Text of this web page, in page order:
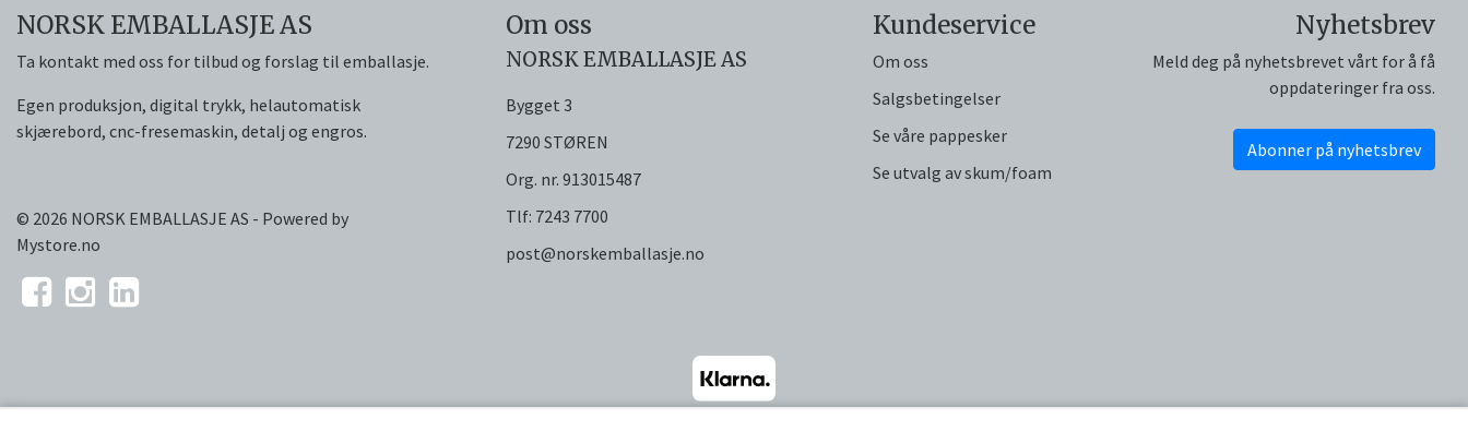
NORSK EMBALLASJE AS
Ta kontakt med oss for tilbud og forslag til emballasje.
Egen produksjon, digital trykk, helautomatisk
skjærebord, cnc-fresemaskin, detalj og engros.
© 2026 NORSK EMBALLASJE AS - Powered by
Mystore.no
Om oss
NORSK EMBALLASJE AS
Bygget 3
7290 STØREN
Org. nr. 913015487
Tlf: 7243 7700
post@norskemballasje.no
Kundeservice
Om oss
Salgsbetingelser
Se våre pappesker
Se utvalg av skum/foam
Nyhetsbrev
Meld deg på nyhetsbrevet vårt for å få
oppdateringer fra oss.
Abonner på nyhetsbrev